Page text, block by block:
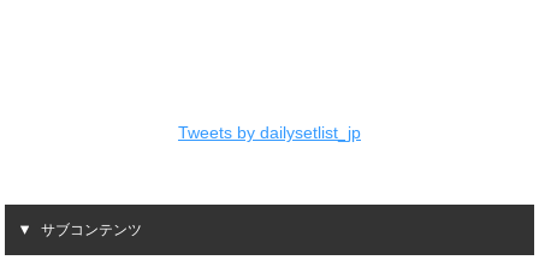
Tweets by dailysetlist_jp
サブコンテンツ